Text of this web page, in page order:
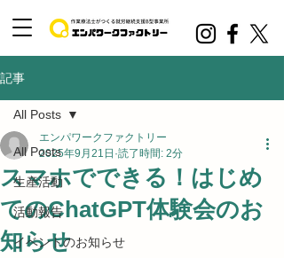
記事
All Posts
生産活動
活動報告
イベントのお知らせ
All Posts
スマホでできる！はじめ
てのChatGPT体験会のお
知らせ
エンパワークファクトリー
2025年9月21日 読了時間: 2分